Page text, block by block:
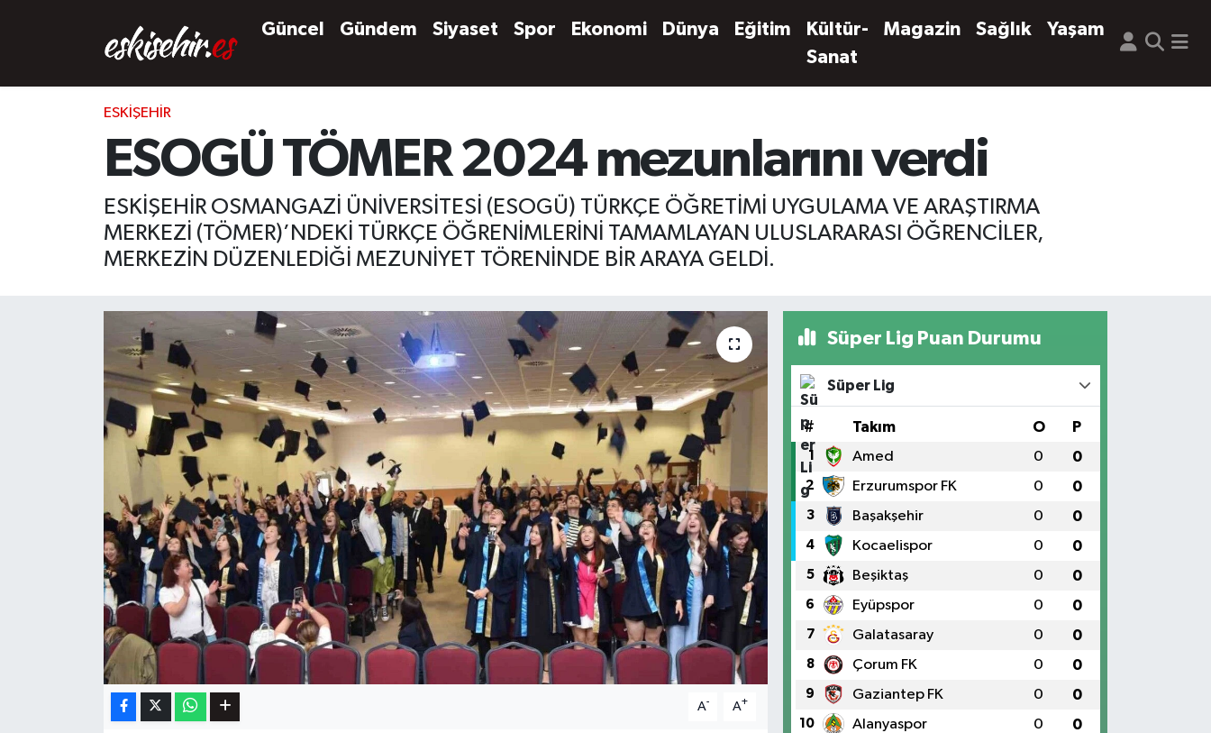
Güncel Gündem Siyaset Spor Ekonomi Dünya Eğitim
Kültür-
Sanat
Magazin Sağlık Yaşam
ESKIŞEHIR
ESOGÜ TÖMER 2024 mezunlarını verdi
ESKİŞEHİR OSMANGAZİ ÜNİVERSİTESİ (ESOGÜ) TÜRKÇE ÖĞRETİMİ UYGULAMA VE ARAŞTIRMA
MERKEZİ (TÖMER)’NDEKİ TÜRKÇE ÖĞRENİMLERİNİ TAMAMLAYAN ULUSLARARASI ÖĞRENCİLER,
MERKEZİN DÜZENLEDİĞİ MEZUNİYET TÖRENİNDE BİR ARAYA GELDİ.
A- A+
Süper Lig Puan Durumu
Süper Lig
# Takım O P
1 Amed 0 0
2 Erzurumspor FK 0 0
3 Başakşehir 0 0
4 Kocaelispor 0 0
5 Beşiktaş 0 0
6 Eyüpspor 0 0
7 Galatasaray 0 0
8 Çorum FK 0 0
9 Gaziantep FK 0 0
10 Alanyaspor 0 0